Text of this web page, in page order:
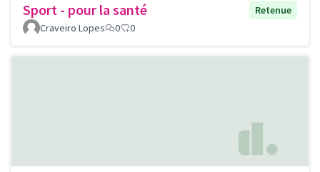
Sport - pour la santé
Retenue
Craveiro Lopes
0 0